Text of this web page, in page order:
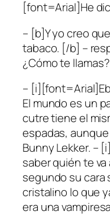
[font=Arial]He
– [b]Y yo creo
tabaco. [/b] –
¿Cómo te
–
El mundo es un
cutre tiene el
espadas,
Bunny Lekker. –
saber quién te
segundo su cara
cristalino lo que
era una